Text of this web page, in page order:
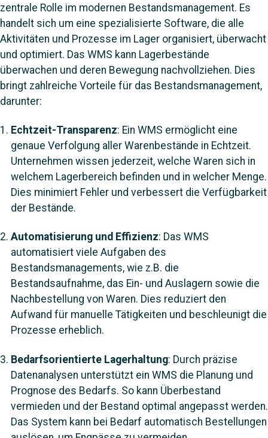
zentrale Rolle im modernen Bestandsmanagement. Es
handelt sich um eine spezialisierte Software, die alle
Aktivitäten und Prozesse im Lager organisiert, überwacht
und optimiert. Das WMS kann Lagerbestände
überwachen und deren Bewegung nachvollziehen. Dies
bringt zahlreiche Vorteile für das Bestandsmanagement,
darunter:
Echtzeit-Transparenz: Ein WMS ermöglicht eine
genaue Verfolgung aller Warenbestände in Echtzeit.
Unternehmen wissen jederzeit, welche Waren sich in
welchem Lagerbereich befinden und in welcher Menge.
Dies minimiert Fehler und verbessert die Verfügbarkeit
der Bestände.
Automatisierung und Effizienz: Das WMS
automatisiert viele Aufgaben des
Bestandsmanagements, wie z.B. die
Bestandsaufnahme, das Ein- und Auslagern sowie die
Nachbestellung von Waren. Dies reduziert den
Aufwand für manuelle Tätigkeiten und beschleunigt die
Prozesse erheblich.
Bedarfsorientierte Lagerhaltung: Durch präzise
Datenanalysen unterstützt ein WMS die Planung und
Prognose des Bedarfs. So kann Überbestand
vermieden und der Bestand optimal angepasst werden.
Das System kann bei Bedarf automatisch Bestellungen